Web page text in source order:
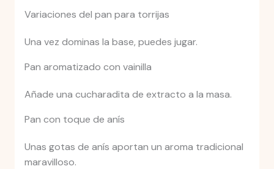
Variaciones del pan para torrijas
Una vez dominas la base, puedes jugar.
Pan aromatizado con vainilla
Añade una cucharadita de extracto a la masa.
Pan con toque de anís
Unas gotas de anís aportan un aroma tradicional
maravilloso.